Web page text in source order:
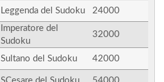
Leggenda del Sudoku 24000
Imperatore del
Sudoku
32000
Sultano del Sudoku 42000